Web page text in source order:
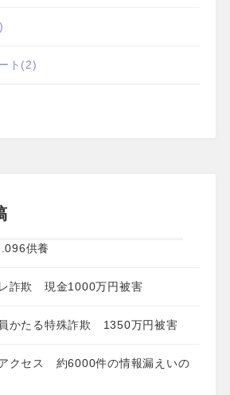
ト (2)
供養
詐欺 現金1000万円被害
かたる特殊詐欺 1350万円被害
クセス 約6000件の情報漏えいの